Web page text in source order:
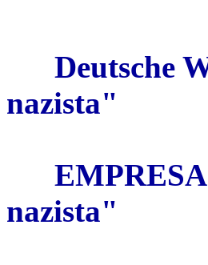
Deutsche
nazista"
nazista"